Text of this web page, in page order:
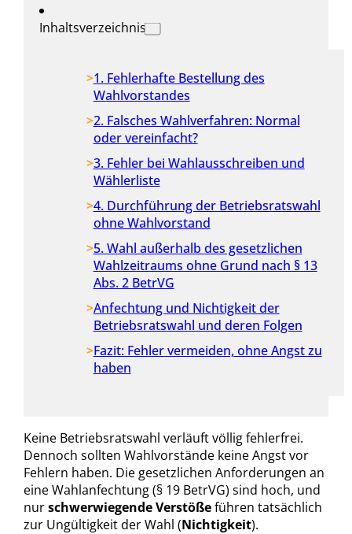
Inhaltsverzeichnis
1. Fehlerhafte Bestellung des
Wahlvorstandes
2. Falsches Wahlverfahren: Normal
oder vereinfacht?
3. Fehler bei Wahlausschreiben und
Wählerliste
4. Durchführung der Betriebsratswahl
ohne Wahlvorstand
5. Wahl außerhalb des gesetzlichen
Wahlzeitraums ohne Grund nach § 13
Abs. 2 BetrVG
Anfechtung und Nichtigkeit der
Betriebsratswahl und deren Folgen
Fazit: Fehler vermeiden, ohne Angst zu
haben
Keine Betriebsratswahl verläuft völlig fehlerfrei.
Dennoch sollten Wahlvorstände keine Angst vor
Fehlern haben. Die gesetzlichen Anforderungen an
eine Wahlanfechtung (§ 19 BetrVG) sind hoch, und
nurschwerwiegende Verstößeführen tatsächlich
zur Ungültigkeit der Wahl (Nichtigkeit).